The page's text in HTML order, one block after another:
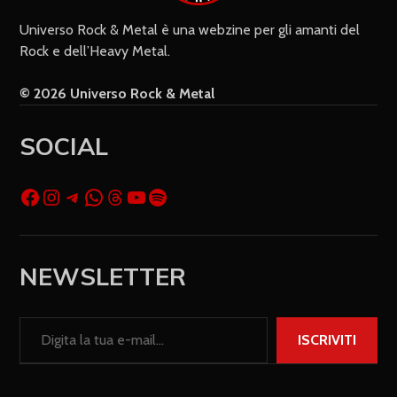
Universo Rock & Metal è una webzine per gli amanti del
Rock e dell’Heavy Metal.
© 2026 Universo Rock & Metal
SOCIAL
NEWSLETTER
ISCRIVITI